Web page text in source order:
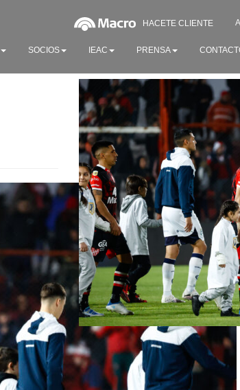
HACETE CLIENTE
SOCIOS IEAC PRENSA